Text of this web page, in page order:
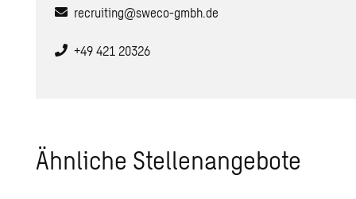
recruiting@sweco-gmbh.de
+49 421 20326
Ähn­li­che Stel­len­an­ge­bo­te